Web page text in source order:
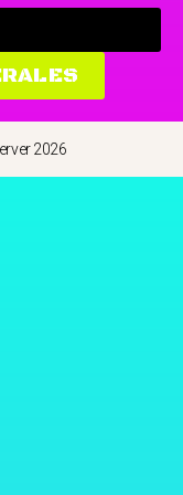
2026